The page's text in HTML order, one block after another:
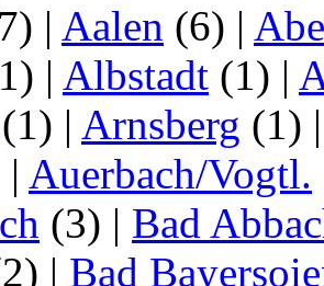
| Aalen (6) |
| Albstadt (1) |
(1) | Arnsberg (1)
| Auerbach/Vogtl.
(3) | Bad
| Bad